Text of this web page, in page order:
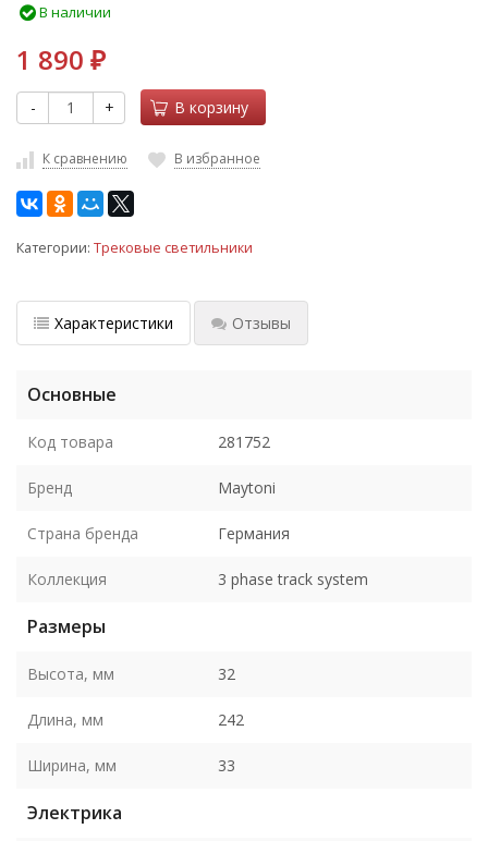
В наличии
1 890 ₽
- + В корзину
К сравнению В избранное
Категории: Трековые светильники
Характеристики Отзывы
Основные
Код товара 281752
Бренд Maytoni
Страна бренда Германия
Коллекция 3 phase track system
Размеры
Высота, мм 32
Длина, мм 242
Ширина, мм 33
Электрика